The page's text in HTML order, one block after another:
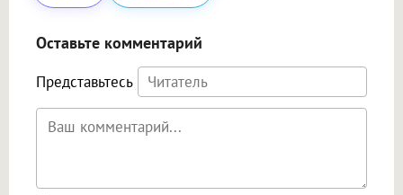
Оставьте комментарий
Представьтесь